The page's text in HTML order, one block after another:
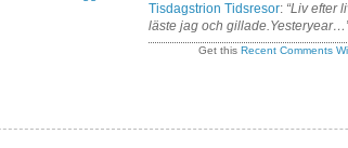
Tisdagstrion Tidsresor: “Liv efter
läste jag och
Get this Recent Comments